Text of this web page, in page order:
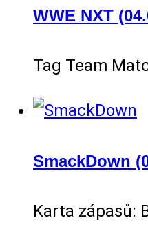
WWE NXT
Tag Team
SmackDown
Karta zápasů: